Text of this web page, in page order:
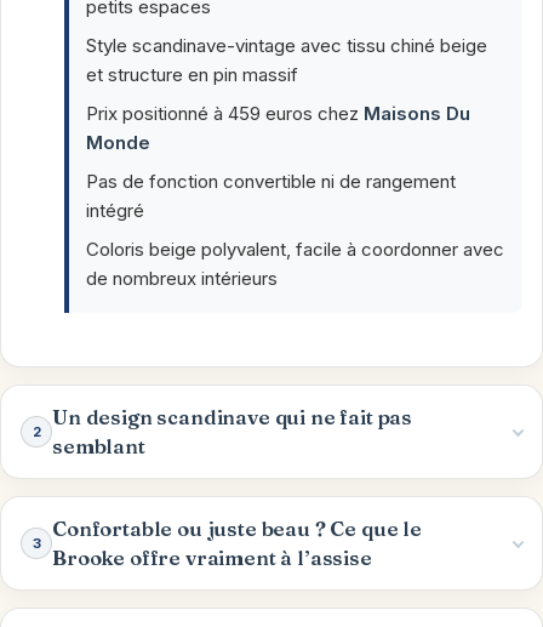
petits espaces
Style scandinave-vintage avec tissu chiné beige
et structure en pin massif
Prix positionné à 459 euros chez Maisons Du
Monde
Pas de fonction convertible ni de rangement
intégré
Coloris beige polyvalent, facile à coordonner avec
de nombreux intérieurs
2
Un design scandinave qui ne fait pas
semblant
3
Confortable ou juste beau ? Ce que le
Brooke offre vraiment à l’assise